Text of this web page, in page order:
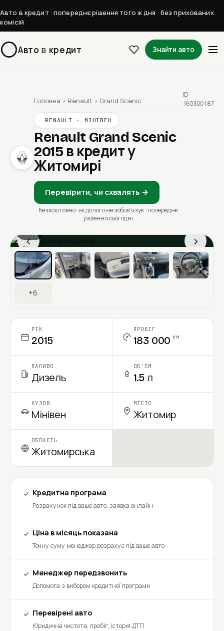
Авто в кредит · попереднє рішення того ж дня · без прихованих
комісій
Авто в кредит Знайти авто
Головна › Renault › Grand Scenic
RENAULT · МІНІВЕН
Renault Grand Scenic
2015 в кредит у
Житомирі
Перевірити, чи схвалять →
Безкоштовно · ні до чого не зобовʼязує · попереднє
рішення сьогодні
ID:
160300187
‹ ›
1 / 13
Ціна в місяць
+6
РІК
2015
ПРОБІГ
183 000 км
ПАЛИВО
Дизель
ОБ'ЄМ
1.5 л
КУЗОВ
Мінівен
МІСТО
Житомир
ОБЛАСТЬ
Житомирська
Кредитна програма
Розрахунок під ваше авто, заявка онлайн
Ціна в місяць показана
Точну суму менеджер розрахує під ваше авто
Менеджер передзвонить
Допомога з вибором кредитної програми
Перевірені авто
Юридична чистота, пробіг, історія ДТП